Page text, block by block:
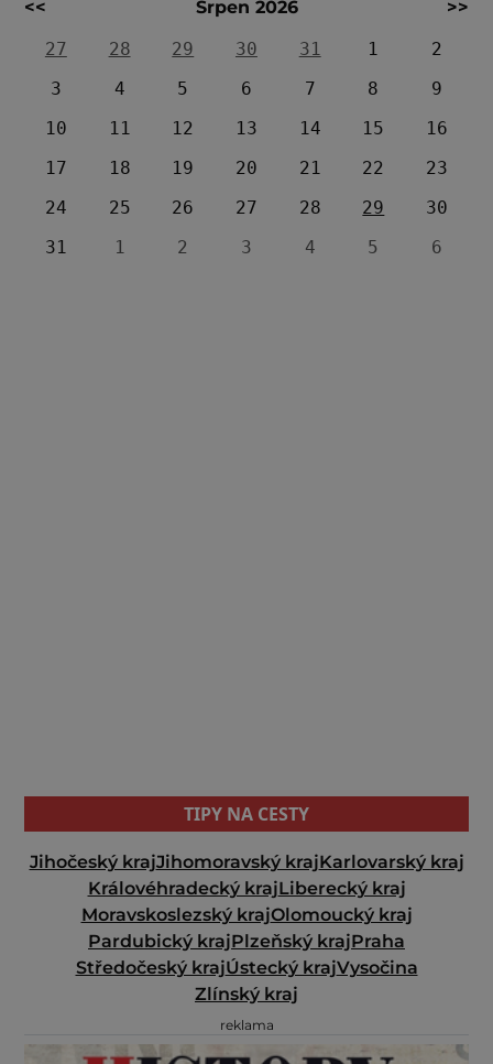
<< Srpen 2026
>>
27
28 29 30 31 1
2
3
4 5 6 7 8
9
10
11 12 13 14 15
16
17
18 19 20 21 22
23
24
25 26 27 28 29
30
31
1 2 3 4 5 6
TIPY NA CESTY
Jihočeský krajJihomoravský krajKarlovarský kraj
Královéhradecký krajLiberecký kraj
Moravskoslezský krajOlomoucký kraj
Pardubický krajPlzeňský krajPraha
Středočeský krajÚstecký krajVysočina
Zlínský kraj
reklama